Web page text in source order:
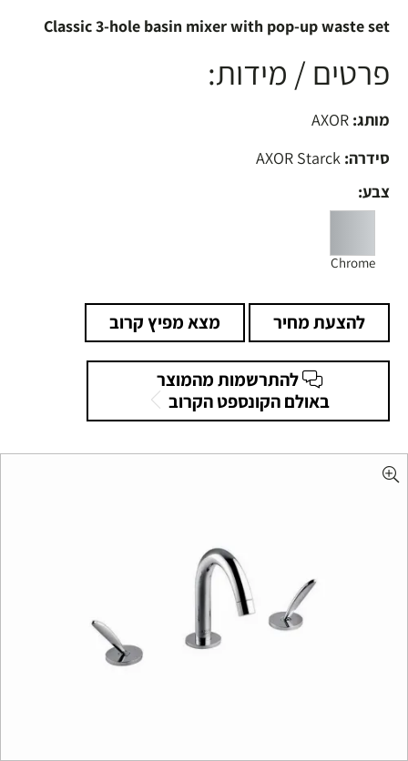
Classic 3-hole basin mixer with pop-up waste set
פרטים / מידות:
מותג:
סידרה:
צבע:
Chrome
להצעת מחיר מצא מפיץ קרוב
להתרשמות מהמוצר
באולם הקונספט הקרוב